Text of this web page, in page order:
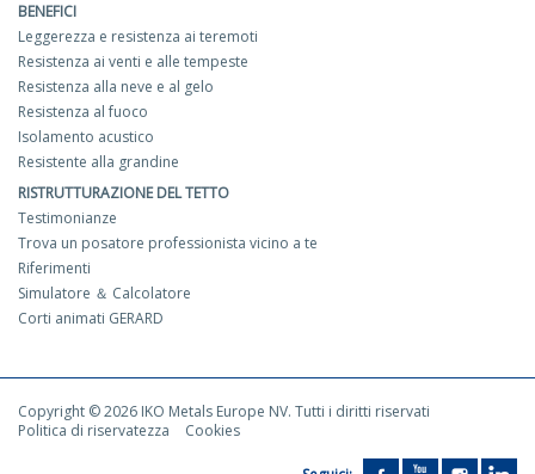
BENEFICI
Leggerezza e resistenza ai teremoti
Resistenza ai venti e alle tempeste
Resistenza alla neve e al gelo
Resistenza al fuoco
Isolamento acustico
Resistente alla grandine
RISTRUTTURAZIONE DEL TETTO
Testimonianze
Trova un posatore professionista vicino a te
Riferimenti
Simulatore ＆ Calcolatore
Corti animati GERARD
Copyright © 2026 IKO Metals Europe NV. Tutti i diritti riservati
Politica di riservatezza
Cookies